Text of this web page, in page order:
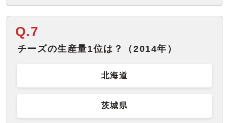
Q.7
チーズの生産量1位は？（2014年）
北海道
茨城県